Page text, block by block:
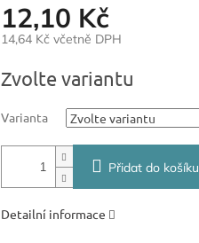
12,10 Kč
14,64 Kč včetně DPH
cena:
Zvolte variantu
Varianta
Přidat do košíku
Detailní informace